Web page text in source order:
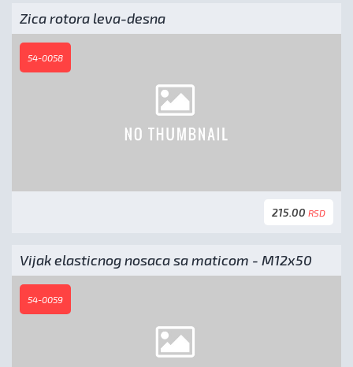
Zica rotora leva-desna
54-0058
215.00 RSD
Vijak elasticnog nosaca sa maticom - M12x50
54-0059